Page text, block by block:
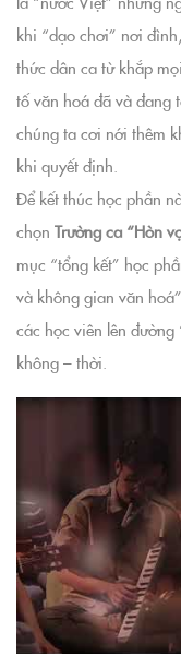
khi “dạo chơi” nơi
thức dân ca từ khắp
tố văn hoá đã và đang
chúng ta cơi nới thêm
khi quyết định.
Để kết thúc học phần
chọn Trường ca “Hòn
mục “tổng kết” học
và không gian văn
các học viên lên
không – thời.